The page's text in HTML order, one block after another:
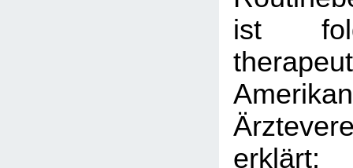
ist
erklärt: